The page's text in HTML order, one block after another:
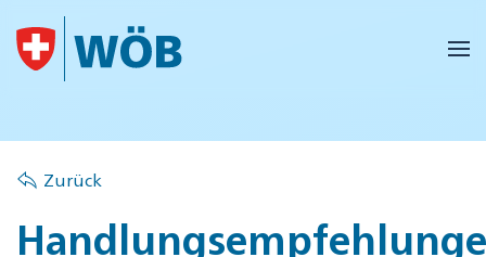
Skip to main content
Zurück